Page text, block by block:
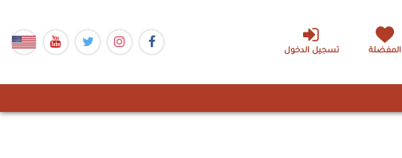
تسجيل الدخول المفضلة